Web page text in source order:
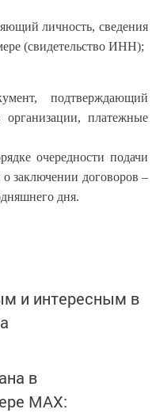
личность, сведения
(свидетельство ИНН);
подтверждающий
организации, платежные
очередности подачи
заключении договоров –
дня.
и интересным в
в
MАХ: